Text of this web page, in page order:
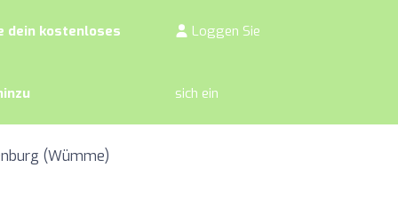
dein kostenloses Loggen Sie
sich ein
(Wümme)